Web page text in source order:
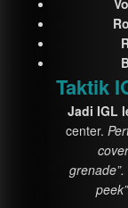
Taktik
Jadi IGL
center.
grenade”.